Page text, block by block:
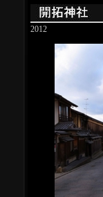
2012